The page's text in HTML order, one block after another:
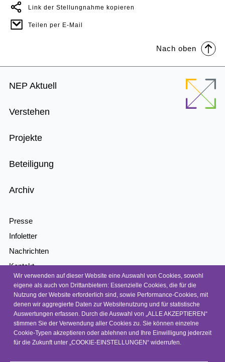
Link der Stellungnahme kopieren
Teilen per E-Mail
Nach oben
Footer
NEP Aktuell
Verstehen
Projekte
Beteiligung
Archiv
Presse
Infoletter
Nachrichten
Kontakt
Barrierefreiheit
Barriere melden
Datenschutz
Impressum
Wir verwenden auf dieser Website eine Auswahl von Cookies, sowohl
eigene als auch von Drittanbietern: Essenzielle Cookies, die für die
Nutzung der Website erforderlich sind, sowie Performance-Cookies, mit
denen wir aggregierte Daten zur Websitenutzung und für statistische
Auswertungen erfassen. Durch die Auswahl von „ALLE AKZEPTIEREN“
stimmen Sie der Verwendung aller Cookies zu. Sie können einzelne
Cookie-Typen akzeptieren oder ablehnen und Ihre Einwilligung jederzeit
für die Zukunft unter „COOKIE-EINSTELLUNGEN“ widerrufen.